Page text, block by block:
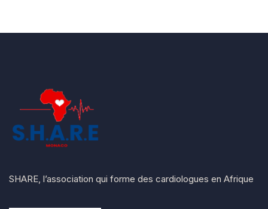
SHARE, l’association qui forme des cardiologues en Afrique